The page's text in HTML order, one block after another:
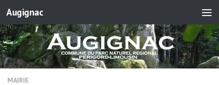
Skip to content
Augignac
MAIRIE